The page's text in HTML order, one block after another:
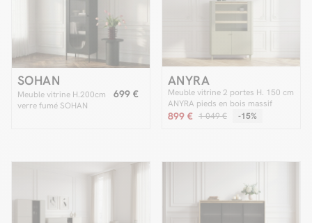
SOHAN
Meuble vitrine H.200cm
verre fumé SOHAN
699 €
ANYRA
Meuble vitrine 2 portes H. 150 cm
ANYRA pieds en bois massif
899 € 1 049 € -15%